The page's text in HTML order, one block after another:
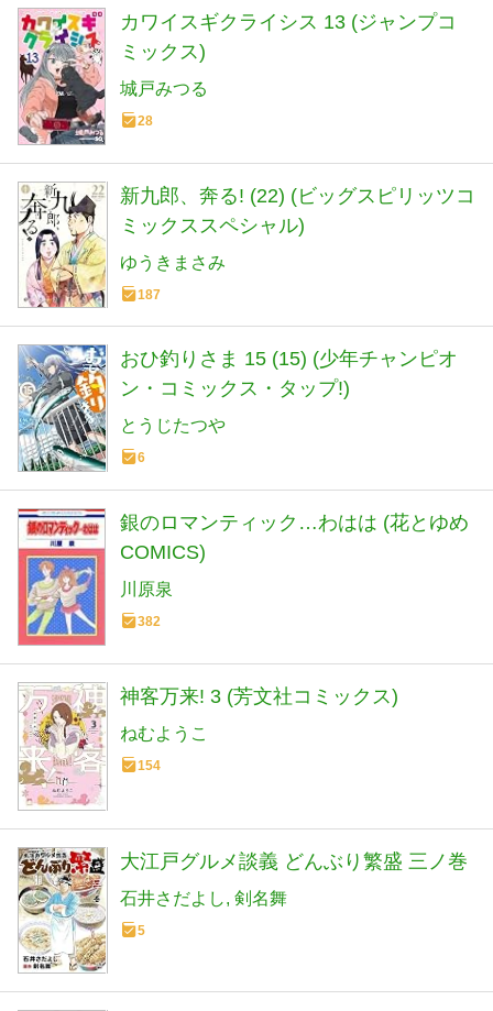
カワイスギクライシス 13 (ジャンプコ
ミックス)
城戸みつる
28
新九郎、奔る! (22) (ビッグスピリッツコ
ミックススペシャル)
ゆうきまさみ
187
おひ釣りさま 15 (15) (少年チャンピオ
ン・コミックス・タップ!)
とうじたつや
6
銀のロマンティック…わはは (花とゆめ
COMICS)
川原泉
382
神客万来! 3 (芳文社コミックス)
ねむようこ
154
大江戸グルメ談義 どんぶり繁盛 三ノ巻
石井さだよし 剣名舞
5